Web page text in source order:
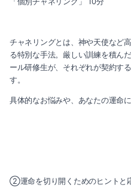
チャネリングとは、神や天使など
る特別な手法。厳しい訓練を積ん
ール研修生が、それぞれが契約す
す。
具体的なお悩みや、あなたの運命
②運命を切り開くためのヒントと